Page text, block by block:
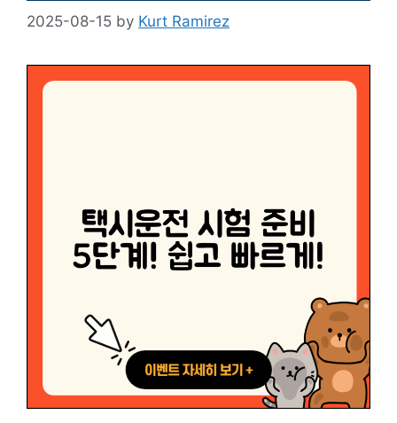
2025-08-15 by Kurt Ramirez